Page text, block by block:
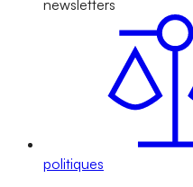
newsletters
politiques